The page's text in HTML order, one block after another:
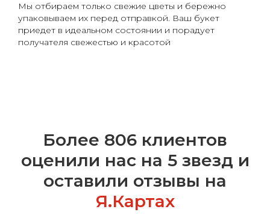
Мы отбираем только свежие цветы и бережно
упаковываем их перед отправкой. Ваш букет
приедет в идеальном состоянии и порадует
получателя свежестью и красотой
Более 806 клиентов
оценили нас на 5 звезд и
оставили отзывы на
Я.Картах